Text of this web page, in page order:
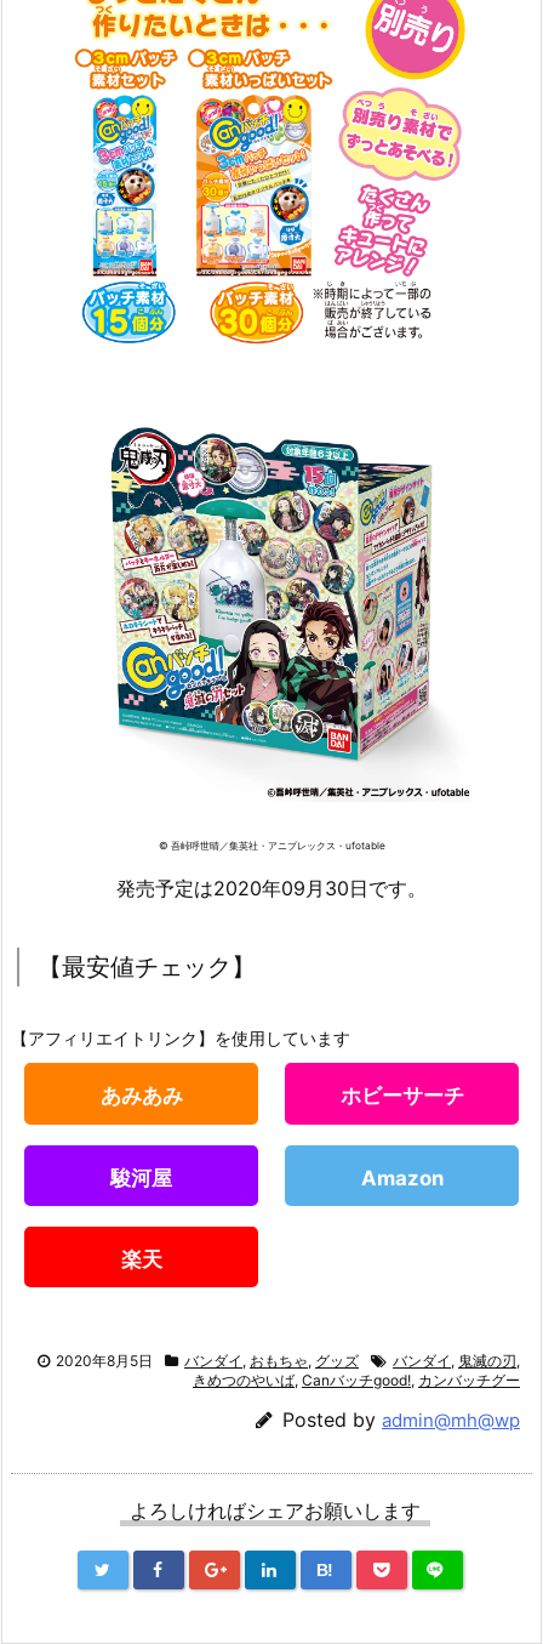
© 吾峠呼世晴／集英社・アニプレックス・ufotable
発売予定は2020年09月30日です。
【最安値チェック】
【アフィリエイトリンク】を使用しています
あみあみ ホビーサーチ
駿河屋 Amazon
楽天
2020年8月5日 バンダイ , おもちゃ, グッズ バンダイ , 鬼滅の刃,
きめつのやいば, Canバッチgood!, カンバッチグー
Posted by admin@mh@wp
よろしければシェアお願いします
B!